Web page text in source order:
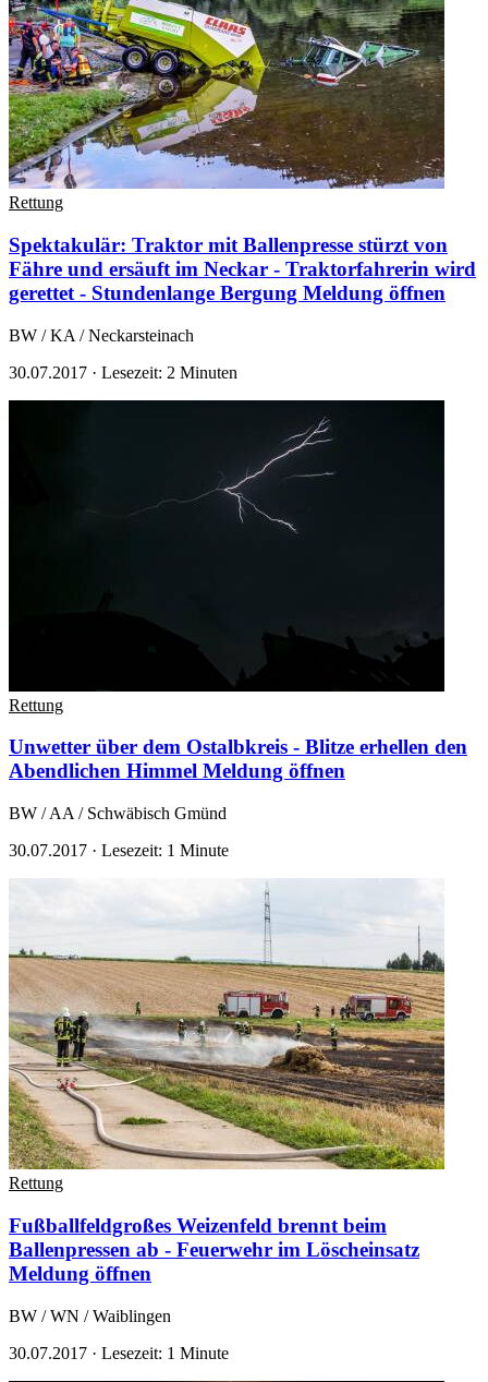
Rettung
Spektakulär: Traktor mit Ballenpresse stürzt von
Fähre und ersäuft im Neckar - Traktorfahrerin wird
gerettet - Stundenlange Bergung Meldung öffnen
BW / KA / Neckarsteinach
30.07.2017 · Lesezeit: 2 Minuten
Rettung
Unwetter über dem Ostalbkreis - Blitze erhellen den
Abendlichen Himmel Meldung öffnen
BW / AA / Schwäbisch Gmünd
30.07.2017 · Lesezeit: 1 Minute
Rettung
Fußballfeldgroßes Weizenfeld brennt beim
Ballenpressen ab - Feuerwehr im Löscheinsatz
Meldung öffnen
BW / WN / Waiblingen
30.07.2017 · Lesezeit: 1 Minute